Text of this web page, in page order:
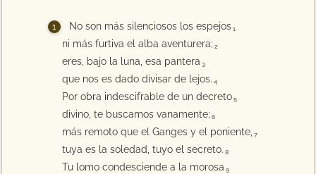
No son más silenciosos los espejos 1
ni más furtiva el alba aventurera; 2
eres, bajo la luna, esa pantera 3
que nos es dado divisar de lejos. 4
Por obra indescifrable de un decreto 5
divino, te buscamos vanamente; 6
más remoto que el Ganges y el poniente, 7
tuya es la soledad, tuyo el secreto. 8
Tu lomo condesciende a la morosa 9